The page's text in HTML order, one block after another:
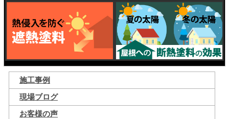
施工事例
現場ブログ
お客様の声